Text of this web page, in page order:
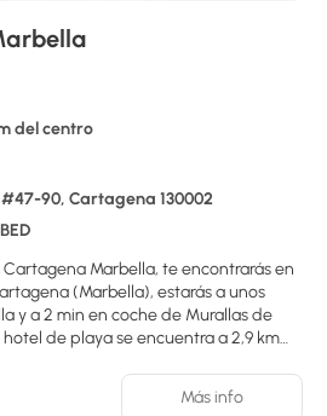
del centro
90, Cartagena 130002
Marbella, te encontrarás en
(Marbella), estarás a unos
y a 2 min en coche de Murallas de
que se te ofrecen, como
Más info